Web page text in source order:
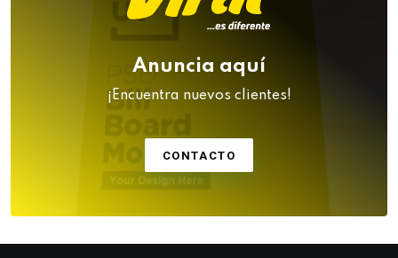
Anuncia aquí
¡Encuentra nuevos clientes!
CONTACTO